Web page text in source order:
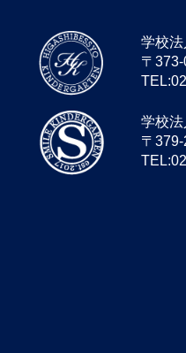
学校
〒
学校
〒